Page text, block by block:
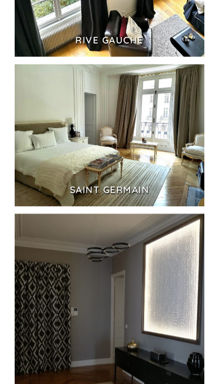
RIVE GAUCHE
SAINT GERMAIN